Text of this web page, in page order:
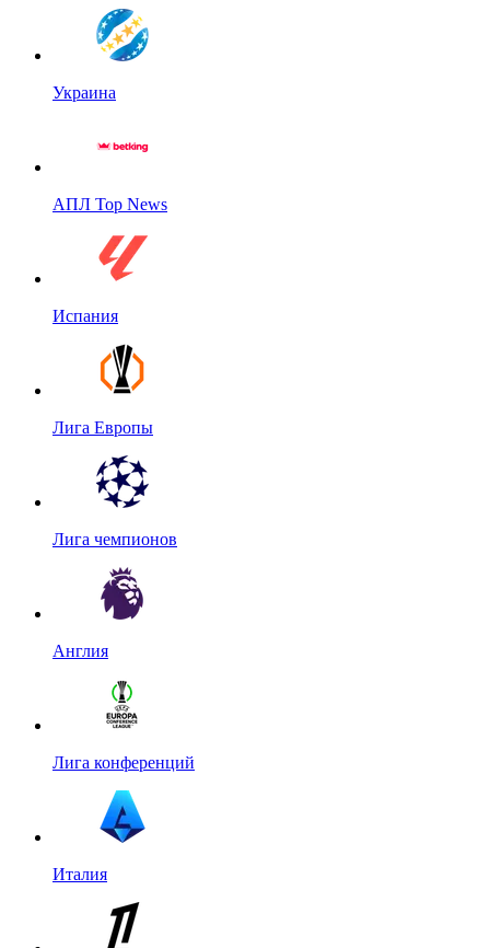
Украина
АПЛ Top News
Испания
Лига Европы
Лига чемпионов
Англия
Лига конференций
Италия